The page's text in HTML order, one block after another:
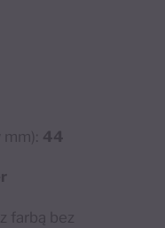
44
farbą bez